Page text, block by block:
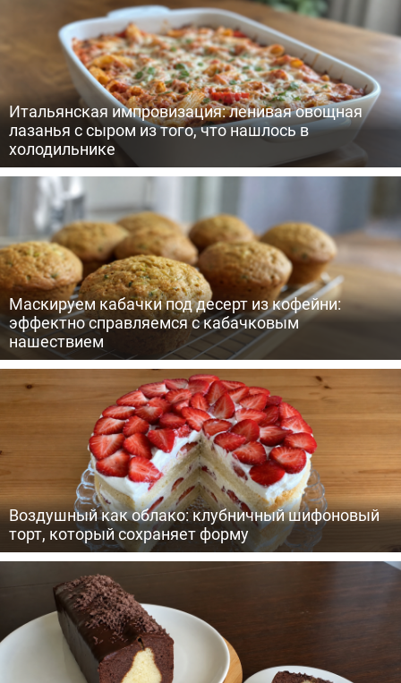
Итальянская импровизация: ленивая овощная
лазанья с сыром из того, что нашлось в
холодильнике
Маскируем кабачки под десерт из кофейни:
эффектно справляемся с кабачковым
нашествием
Воздушный как облако: клубничный шифоновый
торт, который сохраняет форму